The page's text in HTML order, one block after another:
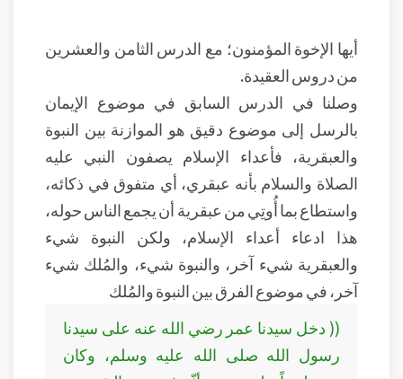
أيها الإخوة المؤمنون؛ مع الدرس الثامن والعشرين
من دروس العقيدة.
وصلنا في الدرس السابق في موضوع الإيمان
بالرسل إلى موضوع دقيق هو الموازنة بين النبوة
والعبقرية، فأعداء الإسلام يصفون النبي عليه
الصلاة والسلام بأنه عبقري، أي متفوق في ذكائه،
واستطاع بما أُوتِي من عبقرية أن يجمع الناس حوله،
هذا ادعاء أعداء الإسلام، ولكن النبوة شيء
والعبقرية شيء آخر، والنبوة شيء، والمُلك شيء
آخر، في موضوع الفرق بين النبوة والمُلك
(( دخل سيدنا عمر رضي الله عنه على سيدنا
رسول الله صلى الله عليه وسلم، وكان